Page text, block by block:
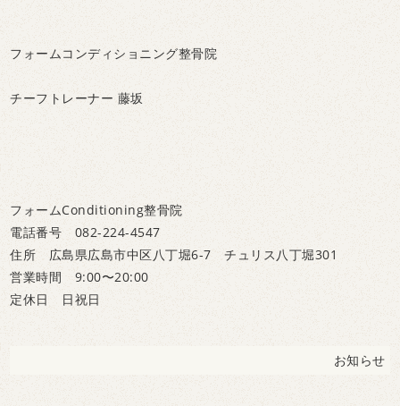
フォームコンディショニング整骨院
チーフトレーナー 藤坂
フォームConditioning整骨院
電話番号 082-224-4547
住所 広島県広島市中区八丁堀6-7 チュリス八丁堀301
営業時間 9:00〜20:00
定休日 日祝日
お知らせ